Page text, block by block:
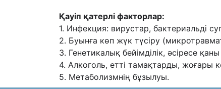
Қауіп қатерлі факторлар:
1. Инфекция: вирустар, бактериальді
2. Буынға көп жүк түсіру
3. Генетикалық бейімділік, əсіресе
4. Алкоголь, етті тамақтарды, жоғары
5. Метаболизмнің бұзылуы.